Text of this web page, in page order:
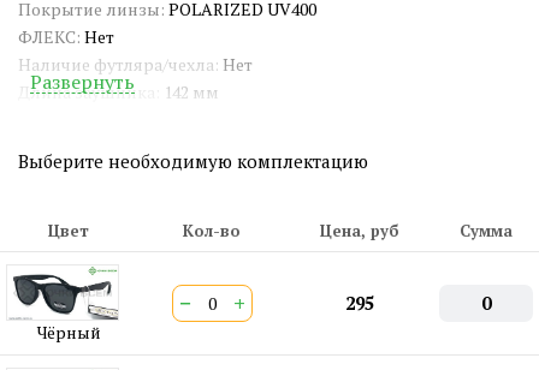
Покрытие линзы: POLARIZED UV400
ФЛЕКС: Нет
Наличие футляра/чехла: Нет
Длина заушника:
142 мм
Страна происхождения:Китай
СЕРТИФИКАТ:
РОСС CN.АМ05.Н15839
Двойная перекладина:Нет
ШтрихКод EAN-13:4650317700764
Развернуть
Выберите необходимую комплектацию
Цвет Кол-во Цена, руб Сумма
Чёрный
− + 295 0